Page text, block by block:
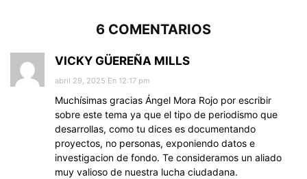
6 COMENTARIOS
VICKY GÜEREÑA MILLS
abril 29, 2025 En 12:17 pm
Muchísimas gracias Ángel Mora Rojo por escribir
sobre este tema ya que el tipo de periodismo que
desarrollas, como tu dices es documentando
proyectos, no personas, exponiendo datos e
investigacion de fondo. Te consideramos un aliado
muy valioso de nuestra lucha ciudadana.